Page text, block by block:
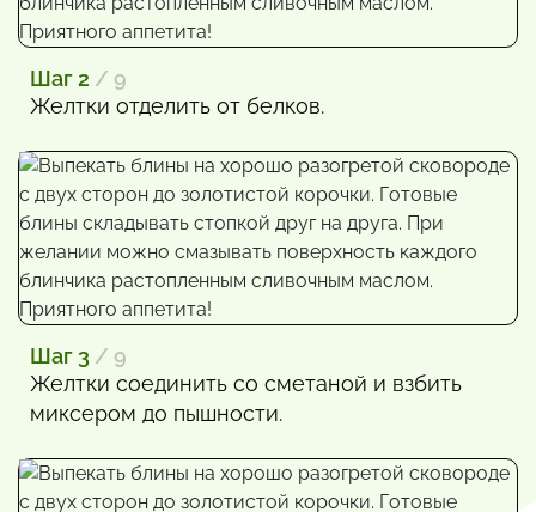
Шаг 2 / 9
Желтки отделить от белков.
Шаг 3 / 9
Желтки соединить со сметаной и взбить
миксером до пышности.